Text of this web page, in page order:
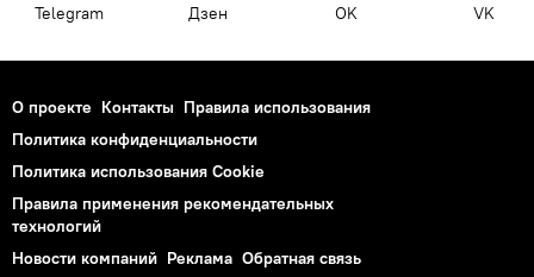
Telegram Дзен OK VK
О проекте Контакты Правила использования
Политика конфиденциальности
Политика использования Cookie
Правила применения рекомендательных
технологий
Новости компаний Реклама Обратная связь